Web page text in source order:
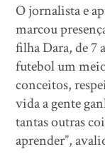
O jornalista e
marcou
filha Dara, de 7
futebol um
conceitos,
vida a gente
tantas outras
aprender”,